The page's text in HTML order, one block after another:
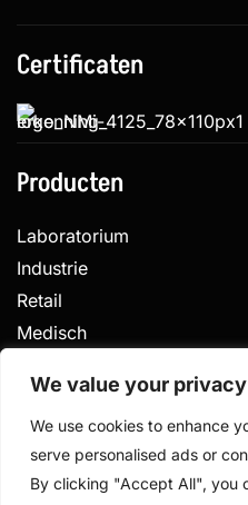
We value your privacy
We use cookies to enhance
serve personalised ads or
By clicking "Accept All", you
Certificaten
Producten
Laboratorium
Industrie
Retail
Medisch
Privacy